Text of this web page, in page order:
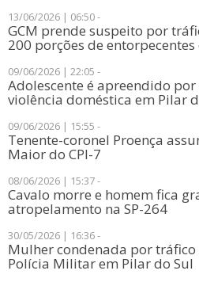
13/06/2026 | 06:50 -
​GCM prende suspeito por
200 porções de
09/06/2026 | 22:05 -
​Adolescente é apreendido
violência doméstica em Pilar
09/06/2026 | 15:55 -
Tenente-coronel Proença
Maior do CPI-7
08/06/2026 | 15:37 -
Cavalo morre e homem fica
atropelamento na SP-264
30/05/2026 | 16:36 -
​Mulher condenada por
Polícia Militar em Pilar do Sul